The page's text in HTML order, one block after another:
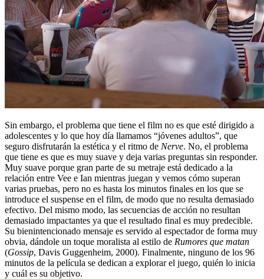
Sin embargo, el problema que tiene el film no es que esté dirigido a
adolescentes y lo que hoy día llamamos “jóvenes adultos”, que
seguro disfrutarán la estética y el ritmo de Nerve. No, el problema
que tiene es que es muy suave y deja varias preguntas sin responder.
Muy suave porque gran parte de su metraje está dedicado a la
relación entre Vee e Ian mientras juegan y vemos cómo superan
varias pruebas, pero no es hasta los minutos finales en los que se
introduce el suspense en el film, de modo que no resulta demasiado
efectivo. Del mismo modo, las secuencias de acción no resultan
demasiado impactantes ya que el resultado final es muy predecible.
Su bienintencionado mensaje es servido al espectador de forma muy
obvia, dándole un toque moralista al estilo de Rumores que matan
(Gossip, Davis Guggenheim, 2000). Finalmente, ninguno de los 96
minutos de la película se dedican a explorar el juego, quién lo inicia
y cuál es su objetivo.